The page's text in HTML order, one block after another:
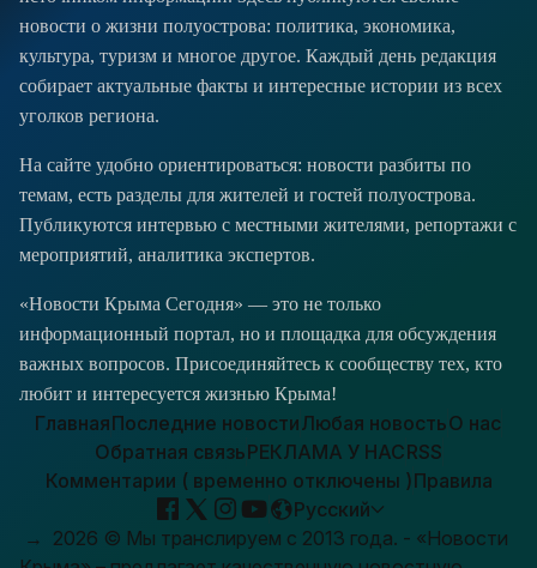
новости о жизни полуострова: политика, экономика,
культура, туризм и многое другое. Каждый день редакция
собирает актуальные факты и интересные истории из всех
уголков региона.
На сайте удобно ориентироваться: новости разбиты по
темам, есть разделы для жителей и гостей полуострова.
Публикуются интервью с местными жителями, репортажи с
мероприятий, аналитика экспертов.
«Новости Крыма Сегодня» — это не только
информационный портал, но и площадка для обсуждения
важных вопросов. Присоединяйтесь к сообществу тех, кто
любит и интересуется жизнью Крыма!
ГлавнаяПоследние новостиЛюбая новостьО нас
Обратная связьРЕКЛАМА У НАСRSS
Комментарии ( временно отключены )Правила
Русский
→ 2026 © Мы транслируем с 2013 года. - «Новости